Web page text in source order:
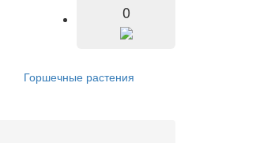
0
Горшечные растения